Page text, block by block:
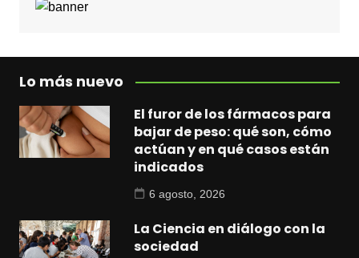
Lo más nuevo
El furor de los fármacos para
bajar de peso: qué son, cómo
actúan y en qué casos están
indicados
6 agosto, 2026
La Ciencia en diálogo con la
sociedad